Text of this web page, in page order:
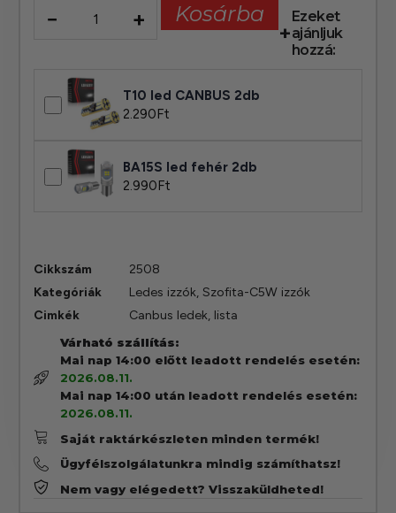
− + Kosárba
Ezeket
ajánljuk
hozzá:
T10 led CANBUS 2db
2.290Ft
BA15S led fehér 2db
2.990Ft
Cikkszám
2508
Kategóriák
Ledes izzók, Szofita-C5W izzók
Cimkék
Canbus ledek, lista
Várható szállítás:
Mai nap 14:00 előtt leadott rendelés esetén:
2026.08.11.
Mai nap 14:00 után leadott rendelés esetén:
2026.08.11.
Saját raktárkészleten minden termék!
Ügyfélszolgálatunkra mindig számíthatsz!
Nem vagy elégedett? Visszaküldheted!